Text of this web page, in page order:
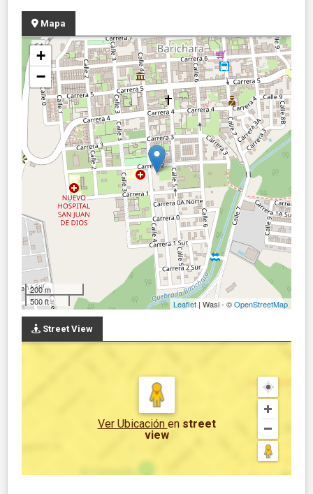
Mapa
+
−
200 m
500 ft
Leaflet | Wasi - ©OpenStreetMap
Street View
Ver Ubicación en street
view